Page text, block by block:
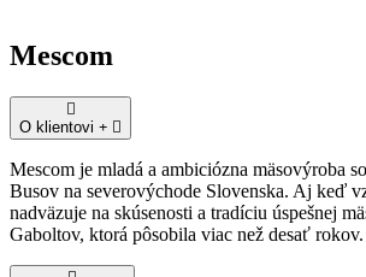
Mescom
O klientovi
Mescom je mladá a ambiciózna mäsovýroba
Busov na severovýchode Slovenska. Aj keď
nadväzuje na skúsenosti a tradíciu úspešnej
Gaboltov, ktorá pôsobila viac než desať rokov.